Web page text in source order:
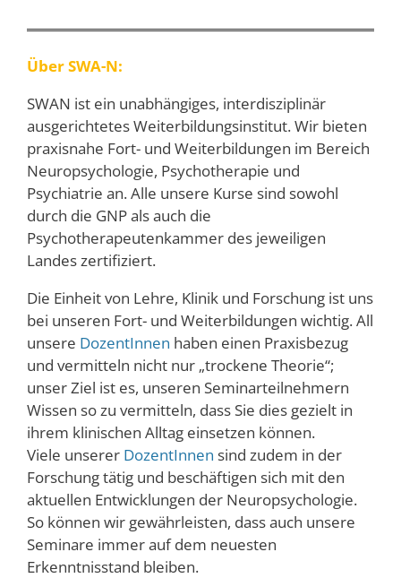
Über SWA-N:
SWAN ist ein unabhängiges, interdisziplinär
ausgerichtetes Weiterbildungsinstitut. Wir bieten
praxisnahe Fort- und Weiterbildungen im Bereich
Neuropsychologie, Psychotherapie und
Psychiatrie an. Alle unsere Kurse sind sowohl
durch die GNP als auch die
Psychotherapeutenkammer des jeweiligen
Landes zertifiziert.
Die Einheit von Lehre, Klinik und Forschung ist uns
bei unseren Fort- und Weiterbildungen wichtig. All
unsere DozentInnen haben einen Praxisbezug
und vermitteln nicht nur „trockene Theorie“;
unser Ziel ist es, unseren Seminarteilnehmern
Wissen so zu vermitteln, dass Sie dies gezielt in
ihrem klinischen Alltag einsetzen können.
Viele unserer DozentInnen sind zudem in der
Forschung tätig und beschäftigen sich mit den
aktuellen Entwicklungen der Neuropsychologie.
So können wir gewährleisten, dass auch unsere
Seminare immer auf dem neuesten
Erkenntnisstand bleiben.